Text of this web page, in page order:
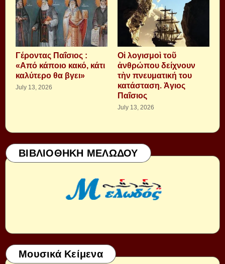
Γέροντας Παΐσιος :
«Από κάποιο κακό, κάτι
καλύτερο θα βγει»
July 13, 2026
Οἱ λογισμοὶ τοῦ
ἀνθρώπου δείχνουν
τὴν πνευματική του
κατάσταση. Ἁγιος
Παΐσιος
July 13, 2026
ΒΙΒΛΙΟΘΗΚΗ ΜΕΛΩΔΟΥ
Μουσικά Κείμενα